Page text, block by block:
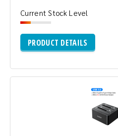
Current Stock Level
PRODUCT DETAILS